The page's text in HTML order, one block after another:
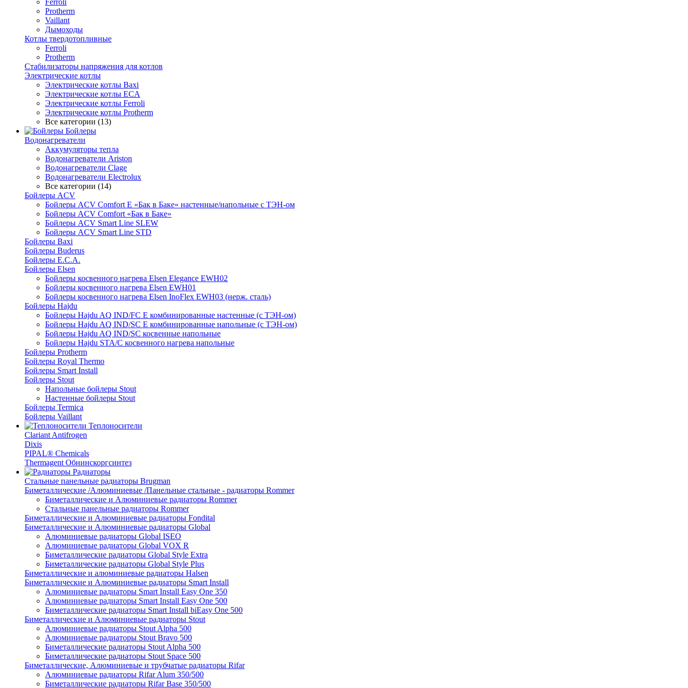
Ferroli
Protherm
Vaillant
Дымоходы
Котлы твердотопливные
Ferroli
Protherm
Стабилизаторы напряжения для котлов
Электрические котлы
Электрические котлы Baxi
Электрические котлы ECA
Электрические котлы Ferroli
Электрические котлы Protherm
Все категории (13)
Бойлеры
Водонагреватели
Аккумуляторы тепла
Водонагреватели Ariston
Водонагреватели Clage
Водонагреватели Electrolux
Все категории (14)
Бойлеры ACV
Бойлеры ACV Comfort E «Бак в Баке» настенные/напольные c ТЭН-ом
Бойлеры ACV Comfort «Бак в Баке»
Бойлеры ACV Smart Line SLEW
Бойлеры ACV Smart Line STD
Бойлеры Baxi
Бойлеры Buderus
Бойлеры E.C.A.
Бойлеры Elsen
Бойлеры косвенного нагрева Elsen Elegance EWH02
Бойлеры косвенного нагрева Elsen EWH01
Бойлеры косвенного нагрева Elsen InoFlex EWH03 (нерж. сталь)
Бойлеры Hajdu
Бойлеры Hajdu AQ IND/FC E комбинированные настенные (с ТЭН-ом)
Бойлеры Hajdu AQ IND/SC E комбинированные напольные (с ТЭН-ом)
Бойлеры Hajdu AQ IND/SC косвенные напольные
Бойлеры Hajdu STA/C косвенного нагрева напольные
Бойлеры Protherm
Бойлеры Royal Thermo
Бойлеры Smart Install
Бойлеры Stout
Напольные бойлеры Stout
Настенные бойлеры Stout
Бойлеры Termica
Бойлеры Vaillant
Теплоносители
Clariant Antifrogen
Dixis
PIPAL® Chemicals
Thermagent Обнинскоргсинтез
Радиаторы
Стальные панельные радиаторы Brugman
Биметаллические /Алюминиевые /Панельные стальные - радиаторы Rommer
Биметаллические и Алюминиевые радиаторы Rommer
Стальные панельные радиаторы Rommer
Биметаллические и Алюминиевые радиаторы Fondital
Биметаллические и Алюминиевые радиаторы Global
Алюминиевые радиаторы Global ISEO
Алюминиевые радиаторы Global VOX R
Биметаллические радиаторы Global Style Extra
Биметаллические радиаторы Global Style Plus
Биметаллические и алюминиевые радиаторы Halsen
Биметаллические и Алюминиевые радиаторы Smart Install
Алюминиевые радиаторы Smart Install Easy One 350
Алюминиевые радиаторы Smart Install Easy One 500
Биметаллические радиаторы Smart Install biEasy One 500
Биметаллические и Алюминиевые радиаторы Stout
Алюминиевые радиаторы Stout Alpha 500
Алюминиевые радиаторы Stout Bravo 500
Биметаллические радиаторы Stout Alpha 500
Биметаллические радиаторы Stout Space 500
Биметаллические, Алюминиевые и трубчатые радиаторы Rifar
Алюминиевые радиаторы Rifar Alum 350/500
Биметаллические радиаторы Rifar Base 350/500